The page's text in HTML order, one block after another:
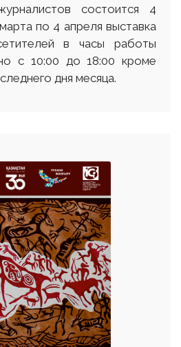
состоится 4
по 4 апреля выставка
в часы работы
с 10:00 до 18:00 кроме
дня месяца.